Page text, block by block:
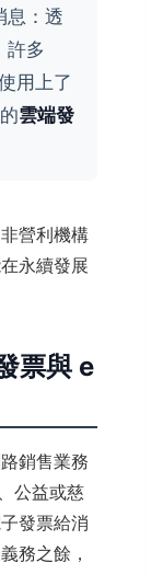
息：透
許多
用上了
雲端發
營利機構
永續發展
票與 e
銷售業務
公益或慈
發票給消
務之餘，